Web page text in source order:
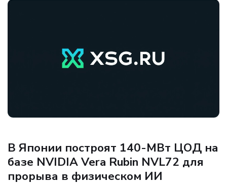
В Японии построят 140-МВт ЦОД на
базе NVIDIA Vera Rubin NVL72 для
прорыва в физическом ИИ